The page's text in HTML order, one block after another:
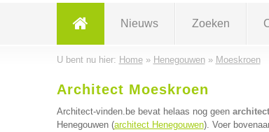
Nieuws Zoeken
U bent nu hier: Home» Henegouwen» Moeskroen
Architect Moeskroen
Architect-vinden.be bevat helaas nog geen
Henegouwen (architect Henegouwen). Voer